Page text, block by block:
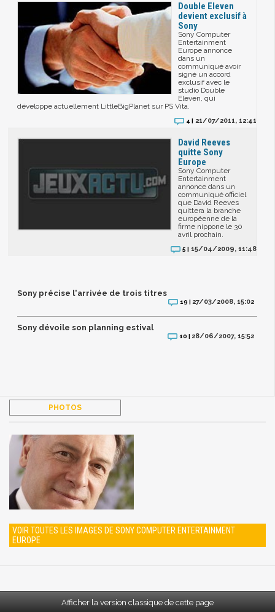
Double Eleven
devient exclusif à
Sony
Sony Computer
Entertainment
Europe annonce
dans un
communiqué avoir
signé un accord
exclusif avec le
studio Double
Eleven, qui
développe actuellement LittleBigPlanet sur PS Vita.
4 |21/07/2011, 12:41
David Reeves
quitte Sony
Europe
Sony Computer
Entertainment
annonce dans un
communiqué officiel
que David Reeves
quittera la branche
européenne de la
firme nippone le 30
avril prochain.
5 | 15/04/2009, 11:48
Sony précise l'arrivée de trois titres
19 | 27/03/2008, 15:02
Sony dévoile son planning estival
10 | 28/06/2007, 15:52
PHOTOS
VOIR TOUTES LES IMAGES DE SONY COMPUTER ENTERTAINMENT
EUROPE
Afficher la version classique de cette page